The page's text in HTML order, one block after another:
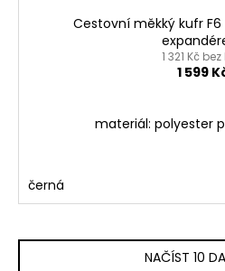
Cestovní měkký kufr
1 321 Kč bez
1 599
materiál: polyester
černá
NAČÍST 10